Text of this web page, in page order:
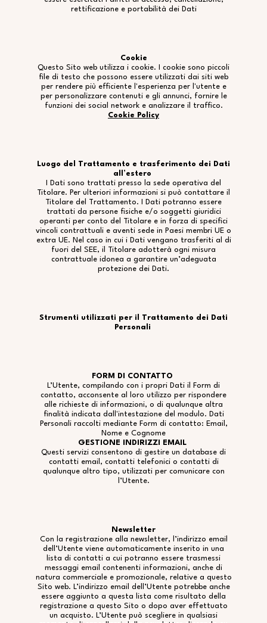
rettificazione e portabilità dei Dati
Cookie
Questo Sito web utilizza i cookie. I cookie sono piccoli
file di testo che possono essere utilizzati dai siti web
per rendere più efficiente l'esperienza per l'utente e
per personalizzare contenuti e gli annunci, fornire le
funzioni dei social network e analizzare il traffico.
Cookie Policy
Luogo del Trattamento e trasferimento dei Dati
all’estero
I Dati sono trattati presso la sede operativa del
Titolare. Per ulteriori informazioni si può contattare il
Titolare del Trattamento. I Dati potranno essere
trattati da persone fisiche e/o soggetti giuridici
operanti per conto del Titolare e in forza di specifici
vincoli contrattuali e aventi sede in Paesi membri UE o
extra UE. Nel caso in cui i Dati vengano trasferiti al di
fuori del SEE, il Titolare adotterà ogni misura
contrattuale idonea a garantire un’adeguata
protezione dei Dati.
Strumenti utilizzati per il Trattamento dei Dati
Personali
FORM DI CONTATTO
L’Utente, compilando con i propri Dati il Form di
contatto, acconsente al loro utilizzo per rispondere
alle richieste di informazioni, o di qualunque altra
finalità indicata dall'intestazione del modulo. Dati
Personali raccolti mediante Form di contatto: Email,
Nome e Cognome
GESTIONE INDIRIZZI EMAIL
Questi servizi consentono di gestire un database di
contatti email, contatti telefonici o contatti di
qualunque altro tipo, utilizzati per comunicare con
l’Utente.
Newsletter
Con la registrazione alla newsletter, l’indirizzo email
dell’Utente viene automaticamente inserito in una
lista di contatti a cui potranno essere trasmessi
messaggi email contenenti informazioni, anche di
natura commerciale e promozionale, relative a questo
Sito web. L’indirizzo email dell’Utente potrebbe anche
essere aggiunto a questa lista come risultato della
registrazione a questo Sito o dopo aver effettuato
un acquisto. L’Utente può scegliere in qualsiasi